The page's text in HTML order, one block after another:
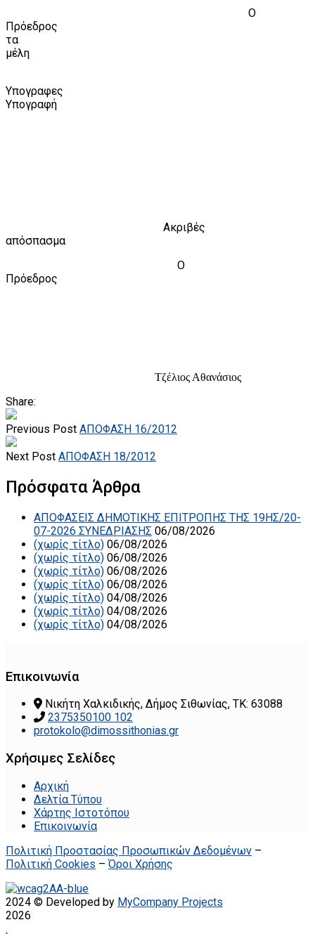
Ο
Πρόεδρος
τα
μέλη
Υπογραφες
Υπογραφή
Ακριβές
απόσπασμα
Ο
Πρόεδρος
Τζέλιος Αθανάσιος
Share:
Previous Post ΑΠΟΦΑΣΗ 16/2012
Next Post ΑΠΟΦΑΣΗ 18/2012
Πρόσφατα Άρθρα
ΑΠΟΦΑΣΕΙΣ ΔΗΜΟΤΙΚΗΣ ΕΠΙΤΡΟΠΗΣ ΤΗΣ 19ΗΣ/20-
07-2026 ΣΥΝΕΔΡΙΑΣΗΣ 06/08/2026
(χωρίς τίτλο) 06/08/2026
(χωρίς τίτλο) 06/08/2026
(χωρίς τίτλο) 06/08/2026
(χωρίς τίτλο) 06/08/2026
(χωρίς τίτλο) 04/08/2026
(χωρίς τίτλο) 04/08/2026
(χωρίς τίτλο) 04/08/2026
Επικοινωνία
Νικήτη Χαλκιδικής, Δήμος Σιθωνίας, ΤΚ: 63088
2375350100 102
protokolo@dimossithonias.gr
Χρήσιμες Σελίδες
Αρχική
Δελτία Τύπου
Χάρτης Ιστοτόπου
Επικοινωνία
Πολιτική Προστασίας Προσωπικών Δεδομένων –
Πολιτική Cookies –Όροι Χρήσης
2024 © Developed by MyCompany Projects
2026
.